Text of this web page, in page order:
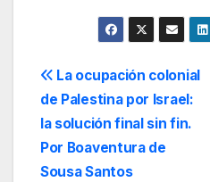
Navegación
de
entradas
La ocupación colonial
de Palestina por Israel:
la solución final sin fin.
Por Boaventura de
Sousa Santos